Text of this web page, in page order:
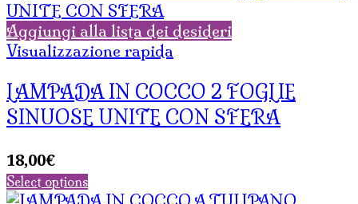
Aggiungi alla lista dei desideri
Visualizzazione rapida
LAMPADA IN COCCO 2 FOGLIE
SINUOSE UNITE CON SFERA
18,00€
Select options